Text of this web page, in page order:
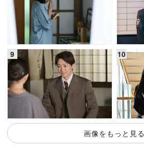
画像をもっと見る